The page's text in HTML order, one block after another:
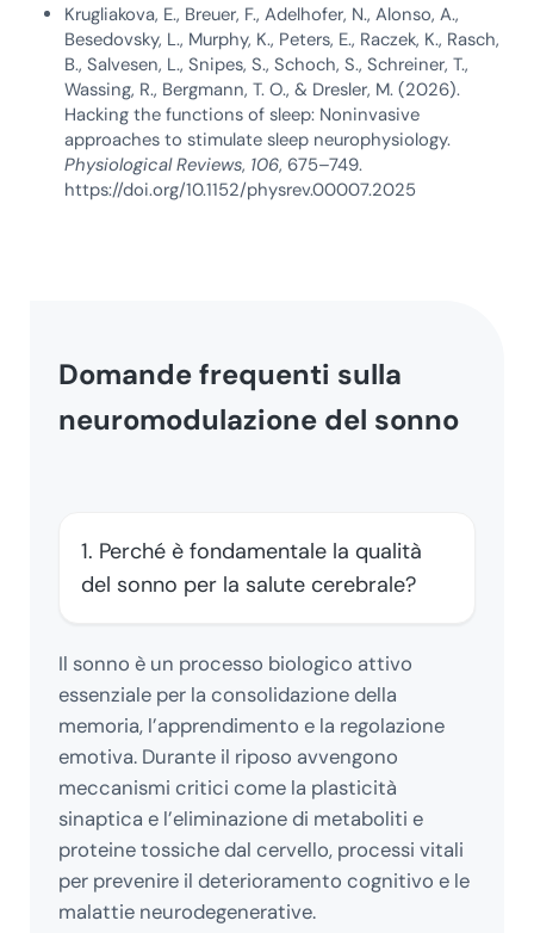
Krugliakova, E., Breuer, F., Adelhofer, N., Alonso, A.,
Besedovsky, L., Murphy, K., Peters, E., Raczek, K., Rasch,
B., Salvesen, L., Snipes, S., Schoch, S., Schreiner, T.,
Wassing, R., Bergmann, T. O., & Dresler, M. (2026).
Hacking the functions of sleep: Noninvasive
approaches to stimulate sleep neurophysiology.
Physiological Reviews, 106, 675–749.
https://doi.org/10.1152/physrev.00007.2025
Domande frequenti sulla
neuromodulazione del sonno
1. Perché è fondamentale la qualità
del sonno per la salute cerebrale?
Il sonno è un processo biologico attivo
essenziale per la consolidazione della
memoria, l’apprendimento e la regolazione
emotiva. Durante il riposo avvengono
meccanismi critici come la plasticità
sinaptica e l’eliminazione di metaboliti e
proteine tossiche dal cervello, processi vitali
per prevenire il deterioramento cognitivo e le
malattie neurodegenerative.